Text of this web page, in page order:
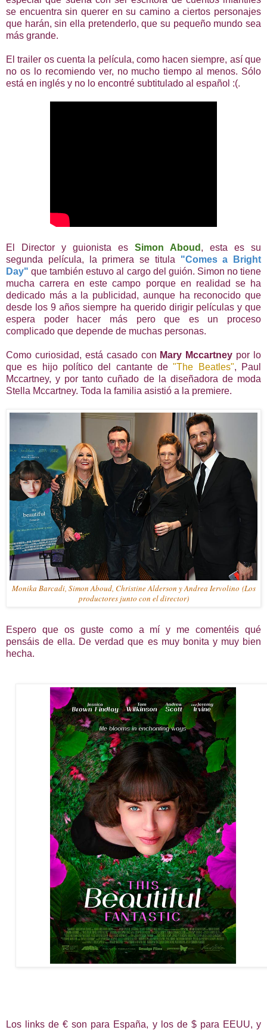
se encuentra sin querer en su camino a ciertos personajes
que harán, sin ella pretenderlo, que su pequeño mundo sea
más grande.
El trailer os cuenta la película, como hacen siempre, así que
no os lo recomiendo ver, no mucho tiempo al menos. Sólo
está en inglés y no lo encontré subtitulado al español :(.
El Director y guionista es Simon Aboud , esta es su
segunda película, la primera se titula "Comes a Bright
Day"que también estuvo al cargo del guión. Simon no tiene
mucha carrera en este campo porque en realidad se ha
dedicado más a la publicidad, aunque ha reconocido que
desde los 9 años siempre ha querido dirigir películas y que
espera poder hacer más pero que es un proceso
complicado que depende de muchas personas.
Como curiosidad, está casado con Mary Mccartney por lo
que es hijo político del cantante de"The Beatles", Paul
Mccartney, y por tanto cuñado de la diseñadora de moda
Stella Mccartney. Toda la familia asistió a la premiere.
Monika Barcadi, Simon Aboud, Christine Alderson y Andrea Iervolino (Los
productores junto con el director)
Espero que os guste como a mí y me comentéis qué
pensáis de ella. De verdad que es muy bonita y muy bien
hecha.
Los links de € son para España, y los de $ para EEUU, y